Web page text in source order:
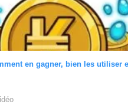
en gagner, bien les utiliser